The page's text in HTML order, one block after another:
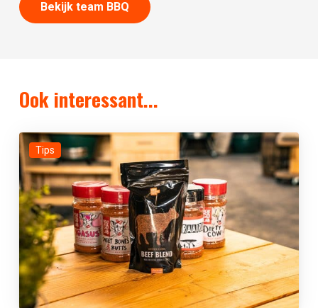
Bekijk team BBQ
Ook interessant...
Tips